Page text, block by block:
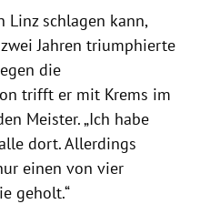
Linz schlagen kann,
Jahren triumphierte
die
trifft er mit Krems im
Meister. „Ich habe
dort. Allerdings
einen von vier
geholt.“